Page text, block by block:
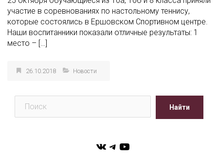
25 октября обучающиеся из 10а, 10б и 8 класса приняли
участие в соревнованиях по настольному теннису,
которые состоялись в Ершовском Спортивном центре.
Наши воспитанники показали отличные результаты: 1
место – […]
Поиск
VKTelegram
YouTube